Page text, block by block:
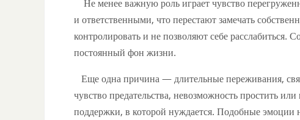
Не менее важную роль играет чувство
и ответственными, что перестают замечать
контролировать и не позволяют себе расслабиться.
постоянный фон жизни.
Еще одна причина — длительные переживания,
чувство предательства, невозможность простить
поддержки, в которой нуждается. Подобные эмоции